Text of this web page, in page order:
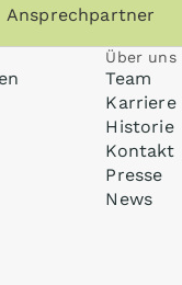
Ansprechpartner
Über uns
Team
Karriere
Historie
Kontakt
Presse
News